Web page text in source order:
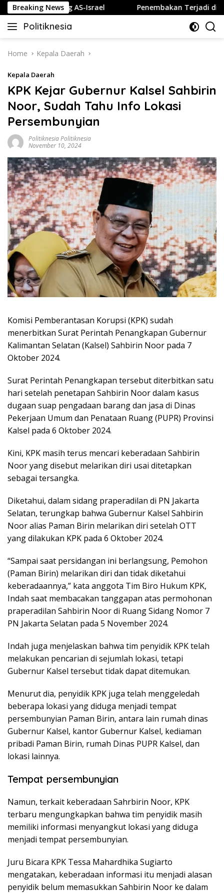
Skip
to
content
Breaking News
Diserang AS-Israel Penembakan Terjadi di
Politiknesia
Politiknesia.com
Home Kepala Daerah
Kepala Daerah
KPK Kejar Gubernur Kalsel Sahbirin
Noor, Sudah Tahu Info Lokasi
Persembunyian
Politiknesia Politiknesia
November 10, 2024
Komisi Pemberantasan Korupsi (KPK) sudah
menerbitkan Surat Perintah Penangkapan Gubernur
Kalimantan Selatan (Kalsel) Sahbirin Noor pada 7
Oktober 2024.
Surat Perintah Penangkapan tersebut diterbitkan satu
hari setelah penetapan Sahbirin Noor dalam kasus
dugaan suap pengadaan barang dan jasa di Dinas
Pekerjaan Umum dan Penataan Ruang (PUPR) Provinsi
Kalsel pada 6 Oktober 2024.
Kini, KPK masih terus mencari keberadaan Sahbirin
Noor yang disebut melarikan diri usai ditetapkan
sebagai tersangka.
Diketahui, dalam sidang praperadilan di PN Jakarta
Selatan, terungkap bahwa Gubernur Kalsel Sahbirin
Noor alias Paman Birin melarikan diri setelah OTT
yang dilakukan KPK pada 6 Oktober 2024.
“Sampai saat persidangan ini berlangsung, Pemohon
(Paman Birin) melarikan diri dan tidak diketahui
keberadaannya,” kata anggota Tim Biro Hukum KPK,
Indah saat membacakan tanggapan atas permohonan
praperadilan Sahbirin Noor di Ruang Sidang Nomor 7
PN Jakarta Selatan pada 5 November 2024.
Indah juga menjelaskan bahwa tim penyidik KPK telah
melakukan pencarian di sejumlah lokasi, tetapi
Gubernur Kalsel tersebut tidak dapat ditemukan.
Menurut dia, penyidik KPK juga telah menggeledah
beberapa lokasi yang diduga menjadi tempat
persembunyian Paman Birin, antara lain rumah dinas
Gubernur Kalsel, kantor Gubernur Kalsel, kediaman
pribadi Paman Birin, rumah Dinas PUPR Kalsel, dan
lokasi lainnya.
Tempat persembunyian
Namun, terkait keberadaan Sahrbirin Noor, KPK
terbaru mengungkapkan bahwa tim penyidik masih
memiliki informasi menyangkut lokasi yang diduga
menjadi tempat persembunyian.
Juru Bicara KPK Tessa Mahardhika Sugiarto
mengatakan, keberadaan informasi itu menjadi alasan
penyidik belum memasukkan Sahbirin Noor ke dalam